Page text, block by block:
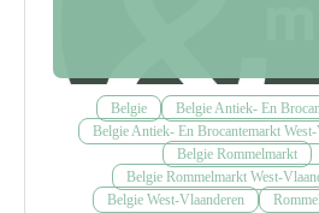
Belgie
Belgie Antiek- En
Belgie Antiek- En Brocantemarkt West-
Belgie Rommelmarkt
Belgie Rommelmarkt West-
Belgie West-Vlaanderen